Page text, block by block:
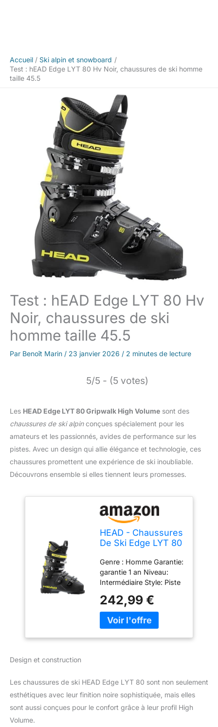
Accueil
Ski alpin et snowboard
Test : hEAD Edge LYT 80 Hv Noir, chaussures de ski homme
taille 45.5
Test : hEAD Edge LYT 80 Hv
Noir, chaussures de ski
homme taille 45.5
Par Benoît Marin / 23 janvier 2026 / 2 minutes de lecture
5/5 - (5 votes)
Les HEAD Edge LYT 80 Gripwalk High Volume sont des
chaussures de ski alpinconçues spécialement pour les
amateurs et les passionnés, avides de performance sur les
pistes. Avec un design qui allie élégance et technologie, ces
chaussures promettent une expérience de ski inoubliable.
Découvrons ensemble si elles tiennent leurs promesses.
HEAD - Chaussures
De Ski Edge LYT 80
Homme - Taille 45.5
- Noir
Genre : Homme Garantie:
garantie 1 an Niveau:
Intermédiaire Style: Piste
242,99 €
Design et construction
Les chaussures de ski HEAD Edge LYT 80 sont non seulement
esthétiques avec leur finition noire sophistiquée, mais elles
sont aussi conçues pour le confort grâce à leur profil High
Volume.